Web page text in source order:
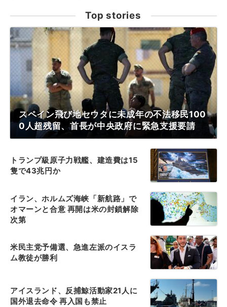
Top stories
スペイン飛び地セウタに未成年の不法移民100
0人超残留、首長が中央政府に緊急支援要請
トランプ級原子力戦艦、建造費は15
隻で43兆円か
イラン、ホルムズ海峡「新航路」で
オマーンと合意 再開は米の封鎖解除
次第
米民主党予備選、急進左派のイスラ
ム教徒が勝利
アイスランド、反捕鯨活動家21人に
国外退去命令 再入国も禁止